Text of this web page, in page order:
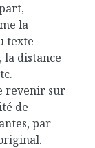
la
texte
distance
revenir sur
de
par